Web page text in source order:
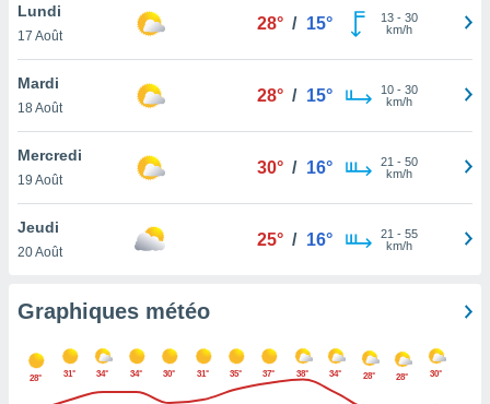
pas
de
à
cas,
que
sur le
ne
Lundi
17 Août
28° / 15° 13- 30
km/h
Mardi
18 Août
28° / 15° 10- 30
km/h
Mercredi
19 Août
30° / 16° 21 - 50
km/h
Jeudi
20 Août
25° / 16° 21 - 55
km/h
Graphiques météo
28° 31° 34° 34° 30° 31° 35° 37° 38° 34° 28° 28° 30°